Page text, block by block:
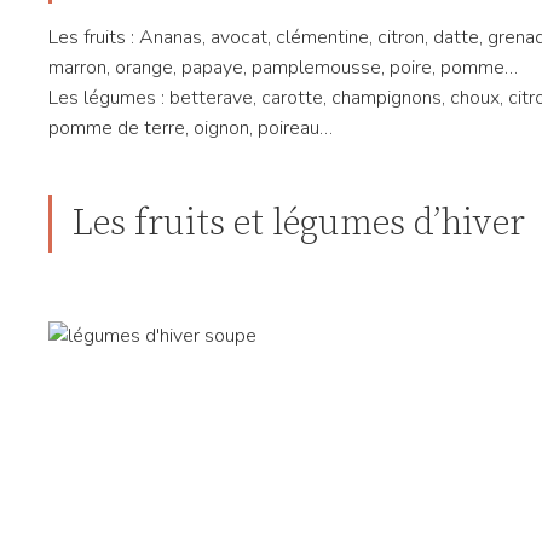
Les fruits : Ananas, avocat, clémentine, citron, datte,
marron, orange, papaye, pamplemousse, poire, pomme…
Les légumes : betterave, carotte, champignons, choux,
pomme de terre, oignon, poireau…
Les fruits et légumes d’hiver